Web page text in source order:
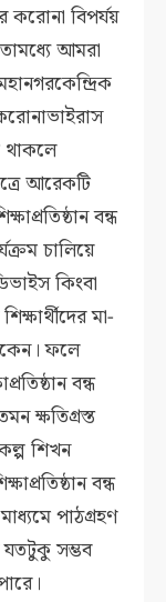
বিপর্যয়
আমরা
থাকলে
আরেকটি
বন্ধ
চালিয়ে
কিংবা
মা-
ফলে
বন্ধ
ক্ষতিগ্রস্ত
শিখন
বন্ধ
পাঠগ্রহণ
যতটুকু সম্ভব